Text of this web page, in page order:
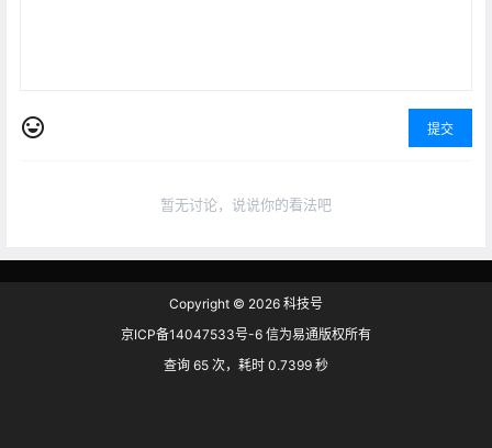
提交
暂无讨论，说说你的看法吧
Copyright © 2026 科技号
京ICP备14047533号-6 信为易通版权所有
查询 65 次，耗时 0.7399 秒